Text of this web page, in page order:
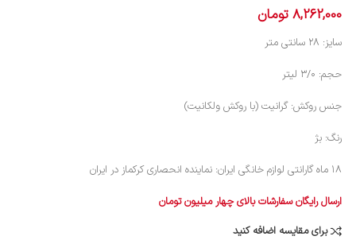
8,262,000 تومان
سایز: ۲۸ سانتی متر
حجم: ۳/۰ لیتر
جنس روکش: گرانیت (با روکش ولکانیت)
رنگ: بژ
۱۸ ماه گارانتی لوازم خانگی ایران: نماینده انحصاری کرکماز در ایران
ارسال رایگان سفارشات بالای چهار میلیون تومان
برای مقایسه اضافه کنید